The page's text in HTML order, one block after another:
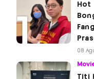
Hot
08
Titi